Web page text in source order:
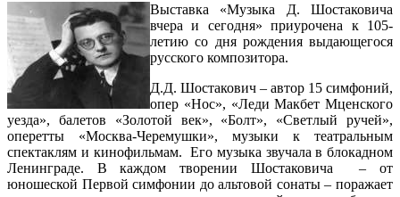
Выставка «Музыка Д. Шостаковича
вчера и сегодня» приурочена к 105-
летию со дня рождения выдающегося
русского композитора.
Д.Д. Шостакович – автор 15 симфоний,
опер «Нос», «Леди Макбет Мценского
уезда», балетов «Золотой век», «Болт», «Светлый ручей»,
оперетты «Москва-Черемушки», музыки к театральным
спектаклям и кинофильмам. Его музыка звучала в блокадном
Ленинграде. В каждом творении Шостаковича – от
юношеской Первой симфонии до альтовой сонаты – поражает